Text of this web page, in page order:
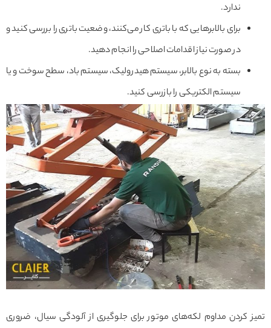
ندارد.
برای بالابرهایی که با باتری کار می‌کنند، وضعیت باتری را بررسی کنید و
در صورت نیاز اقدامات اصلاحی را انجام دهید.
بسته به نوع بالابر، سیستم هیدرولیک، سیستم باد، سطح سوخت و یا
سیستم الکتریکی را بازرسی کنید.
تمیز کردن مداوم لکه‌های موتور برای جلوگیری از آلودگی سیال، ضروری